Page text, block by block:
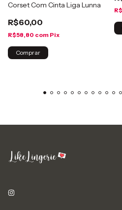
Corset Com Cinta Liga Lunna
R$60,00
R$58,80 com Pix
Comprar